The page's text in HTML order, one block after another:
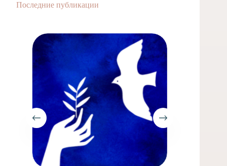
Последние публикации